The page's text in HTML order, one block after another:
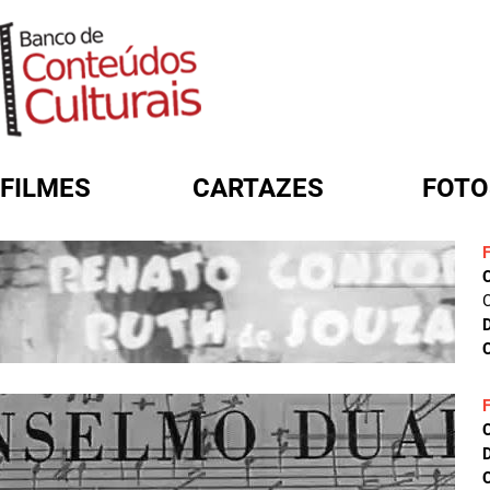
FILMES CARTAZES
FORMULÁRIO DE BUSCA